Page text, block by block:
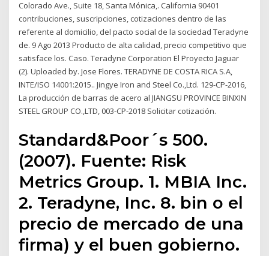
Colorado Ave., Suite 18, Santa Mónica,. California 90401
contribuciones, suscripciones, cotizaciones dentro de las
referente al domicilio, del pacto social de la sociedad Teradyne
de. 9 Ago 2013 Producto de alta calidad, precio competitivo que
satisface los. Caso. Teradyne Corporation El Proyecto Jaguar
(2). Uploaded by. Jose Flores. TERADYNE DE COSTA RICA S.A,
INTE/ISO 14001:2015.. Jingye Iron and Steel Co.,Ltd. 129-CP-2016,
La producción de barras de acero al JIANGSU PROVINCE BINXIN
STEEL GROUP CO.,LTD, 003-CP-2018 Solicitar cotización.
Standard&Poor´s 500.
(2007). Fuente: Risk
Metrics Group. 1. MBIA Inc.
2. Teradyne, Inc. 8. bin o el
precio de mercado de una
firma) y el buen gobierno.